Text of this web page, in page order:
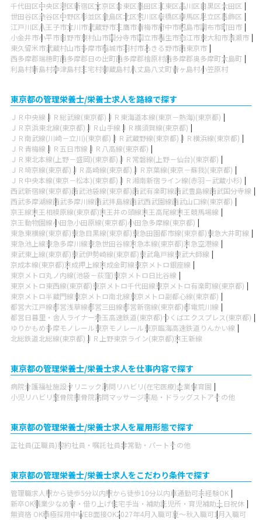
千代田区中央区港区新宿区文京区台東区墨田区江東区品川区目黒区大田区
世田谷区渋谷区中野区杉並区豊島区北区荒川区板橋区練馬区足立区葛飾区
江戸川区八王子市立川市武蔵野市三鷹市青梅市府中市昭島市調布市町田市
小金井市小平市日野市東村山市国分寺市国立市福生市狛江市東大和市清瀬市
東久留米市武蔵村山市多摩市稲城市羽村市あきる野市西東京市
西多摩郡瑞穂町西多摩郡日の出町西多摩郡檜原村西多摩郡奥多摩町大島町
利島村新島村神津島村三宅村御蔵島村八丈島八丈町青ヶ島村小笠原村
東京都の管理栄養士/栄養士求人を路線で探す
ＪＲ中央線 ＪＲ総武線(東京都) ＪＲ東海道本線(東京－熱海)(東京都)
ＪＲ京浜東北線(東京都) ＪＲ山手線 ＪＲ横須賀線(東京都)
ＪＲ南武線(川崎－立川)(東京都) ＪＲ武蔵野線(東京都) ＪＲ横浜線(東京都)
ＪＲ青梅線 ＪＲ五日市線 ＪＲ八高線(東京都)
ＪＲ東北本線(上野－盛岡)(東京都) ＪＲ常磐線(上野－仙台)(東京都)
ＪＲ埼京線(東京都) ＪＲ高崎線(東京都) ＪＲ京葉線(東京－蘇我)(東京都)
ＪＲ中央本線(東京－松本)(東京都) ＪＲ湘南新宿ライン線(赤羽－武蔵小杉)
西武新宿線(東京都)西武池袋線(東京都)西武有楽町線西武豊島線西武国分寺線
西武多摩湖線西武多摩川線西武拝島線西武西武園線西武山口線(東京都)
京王線京王相模原線(東京都)京王井の頭線京王高尾線京王競馬場線
京王動物園線小田急小田原線(東京都)小田急多摩線(東京都)
東急東横線(東京都)東急目黒線(東京都)東急田園都市線(東京都)東急大井町線
東急池上線東急多摩川線東急世田谷線京急本線(東京都)京急空港線
東武東上線(東京都)東武伊勢崎線(東京都)東武亀戸線東武大師線
京成本線(東京都)京成押上線京成金町線東京メトロ銀座線
東京メトロ丸ノ内線(池袋－荻窪)東京メトロ日比谷線
東京メトロ東西線(東京都)東京メトロ千代田線東京メトロ有楽町線(東京都)
東京メトロ半蔵門線東京メトロ南北線東京メトロ副都心線(東京都)
都営大江戸線都営浅草線都営三田線都営新宿線(東京都)都電荒川線
都営日暮里・舎人ライナー埼玉高速鉄道(東京都)つくばエクスプレス(東京都)
ゆりかもめ多摩モノレール東京モノレール東京臨海高速鉄道りんかい線
北総鉄道北総線(東京都) ＪＲ上野東京ライン(東京都)京王新線
東京都の管理栄養士/栄養士求人を仕事内容で探す
病院介護福祉施設クリニック訪問リハビリ(在宅医療)企業保育園
小児リハビリ整骨院接骨院訪問マッサージ薬局・ドラッグストアその他
東京都の管理栄養士/栄養士求人を雇用形態で探す
正社員(正職員)契約社員・嘱託社員非常勤・パートその他
東京都の管理栄養士/栄養士求人をこだわり条件で探す
管理職求人 駅から徒歩5分以内駅から徒歩10分以内車通勤可未経験OK
新卒OK残業少なめ寮・借り上げ住宅手当・補助託児所・育児補助土日祝休
無資格 OK積極採用中WEB面接OK2027年4月入職可夏～秋入職可1月入職可